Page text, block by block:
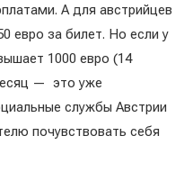
А для австрийцев
евро за билет. Но если у
1000 евро (14
— это уже
службы Австрии
почувствовать себя